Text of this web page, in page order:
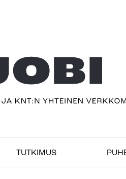
TUTKIMUS